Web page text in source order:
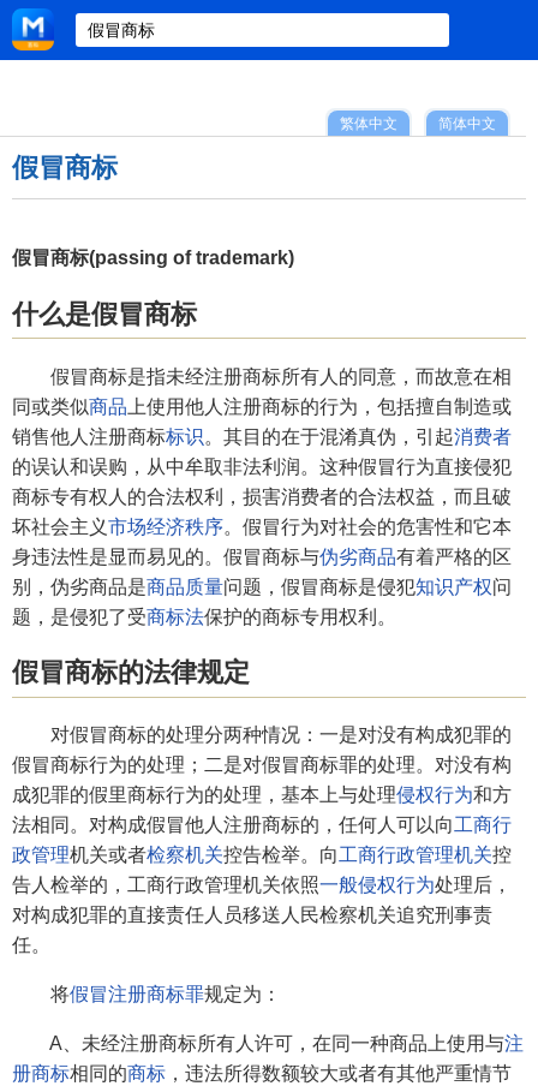
简体中文
繁体中文
假冒商标
假冒商标(passing of trademark)
什么是假冒商标
假冒商标是指未经注册商标所有人的同意，而故意在相
同或类似商品 上使用他人注册商标的行为，包括擅自制造或
销售他人注册商标标识。其目的在于混淆真伪，引起消费者
的误认和误购，从中牟取非法利润。这种假冒行为直接侵犯
商标专有权人的合法权利，损害消费者的合法权益，而且破
坏社会主义市场经济秩序。假冒行为对社会的危害性和它本
身违法性是显而易见的。假冒商标与伪劣商品有着严格的区
别，伪劣商品是商品质量问题，假冒商标是侵犯知识产权问
题，是侵犯了受商标法保护的商标专用权利。
假冒商标的法律规定
对假冒商标的处理分两种情况：一是对没有构成犯罪的
假冒商标行为的处理；二是对假冒商标罪的处理。对没有构
成犯罪的假里商标行为的处理，基本上与处理侵权行为和方
法相同。对构成假冒他人注册商标的，任何人可以向工商行
政管理机关或者检察机关控告检举。向工商行政管理机关控
告人检举的，工商行政管理机关依照一般侵权行为处理后，
对构成犯罪的直接责任人员移送人民检察机关追究刑事责
任。
将假冒注册商标罪规定为：
A、未经注册商标所有人许可，在同一种商品上使用与注
册商标相同的商标 ，违法所得数额较大或者有其他严重情节